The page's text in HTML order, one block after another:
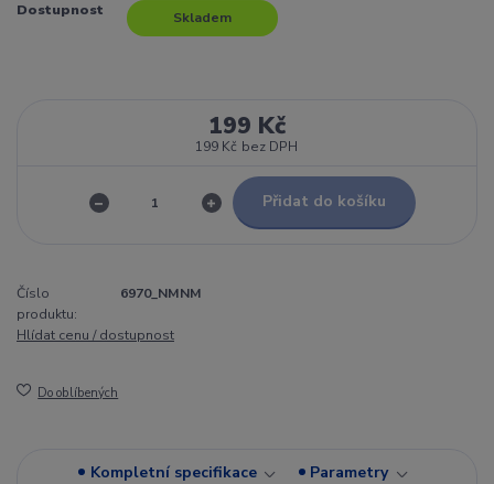
Dostupnost Skladem
199 Kč
199 Kč bez DPH
Přidat do košíku
Číslo
produktu:
6970_NMNM
Hlídat cenu / dostupnost
Do oblíbených
Kompletní specifikace
Parametry